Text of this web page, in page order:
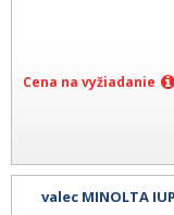
Cena na vyžiadanie
valec MINOLTA